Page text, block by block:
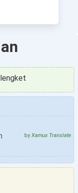
by Xamux Translate